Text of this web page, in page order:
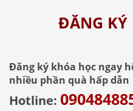
ĐĂNG KÝ
Đăng ký khóa học ngay
nhiều phần quà hấp dẫn
Hotline: